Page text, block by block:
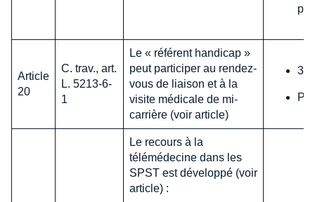
Article
20
C. trav., art.
L. 5213-6-
1
Le « référent handicap »
peut participer au rendez-
vous de liaison et à la
visite médicale de mi-
carrière (voir article)
31
Le recours à la
télémédecine dans les
SPST est développé (voir
article) :